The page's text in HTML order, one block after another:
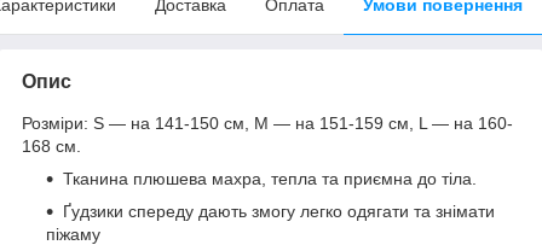
Доставка Оплата Умови повернення
Опис
Розміри: S — на 141-150 см, М — на 151-159 см, L — на 160-
168 см.
Тканина плюшева махра, тепла та приємна до тіла.
Ґудзики спереду дають змогу легко одягати та знімати
піжаму